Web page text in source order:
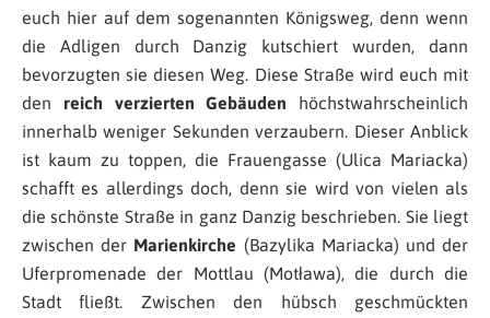
euch hier auf dem sogenannten Königsweg, denn wenn
die Adligen durch Danzig kutschiert wurden, dann
bevorzugten sie diesen Weg. Diese Straße wird euch mit
den reich verzierten Gebäuden höchstwahrscheinlich
innerhalb weniger Sekunden verzaubern. Dieser Anblick
ist kaum zu toppen, die Frauengasse (Ulica Mariacka)
schafft es allerdings doch, denn sie wird von vielen als
die schönste Straße in ganz Danzig beschrieben. Sie liegt
zwischen der Marienkirche (Bazylika Mariacka) und der
Uferpromenade der Mottlau (Motława), die durch die
Stadt fließt. Zwischen den hübsch geschmückten